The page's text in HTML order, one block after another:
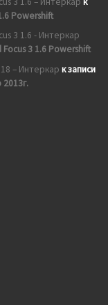
Powershift
3 1.6 - Интеркар
3 1.6 Powershift
– Интеркар к записи
2013г.